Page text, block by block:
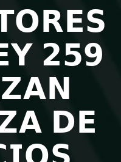
𝟮𝟱𝟵
𝗗𝗘